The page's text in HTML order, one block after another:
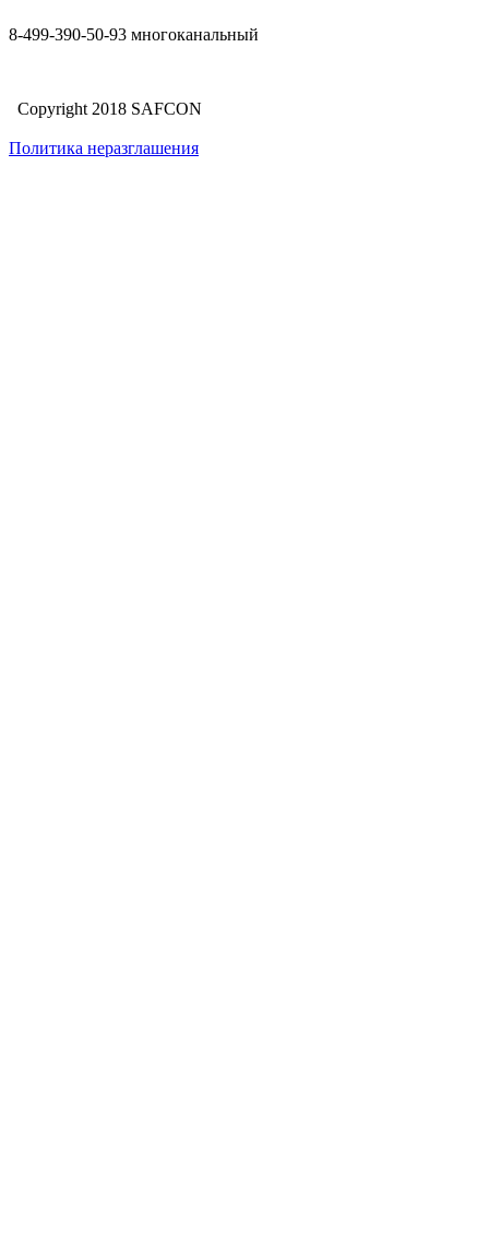
8-499-390-50-93 многоканальный
Copyright 2018 SAFCON
Политика неразглашения